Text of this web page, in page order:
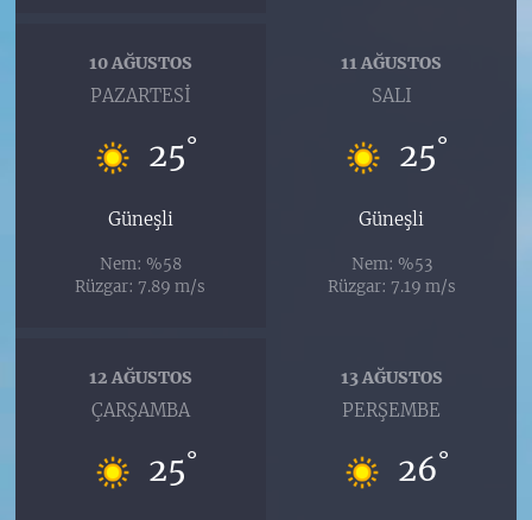
10 AĞUSTOS
PAZARTESI
25°
Güneşli
Nem: %58
Rüzgar: 7.89 m/s
11 AĞUSTOS
SALI
25°
Güneşli
Nem: %53
Rüzgar: 7.19 m/s
12 AĞUSTOS
ÇARŞAMBA
25°
13 AĞUSTOS
PERŞEMBE
26°